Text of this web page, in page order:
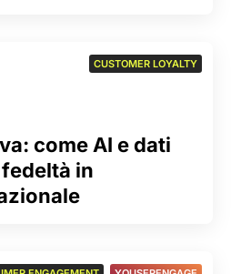
come AI e dati
in
CUSTOMER LOYALTY